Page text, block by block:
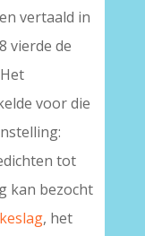
vertaald in
vierde de
voor die
tot
kan bezocht
, het